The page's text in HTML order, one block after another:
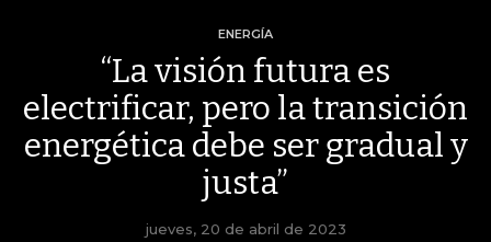
ENERGÍA
“La visión futura es
electrificar, pero la transición
energética debe ser gradual y
justa”
jueves, 20 de abril de 2023